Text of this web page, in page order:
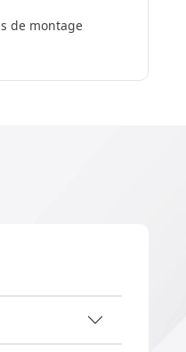
de montage